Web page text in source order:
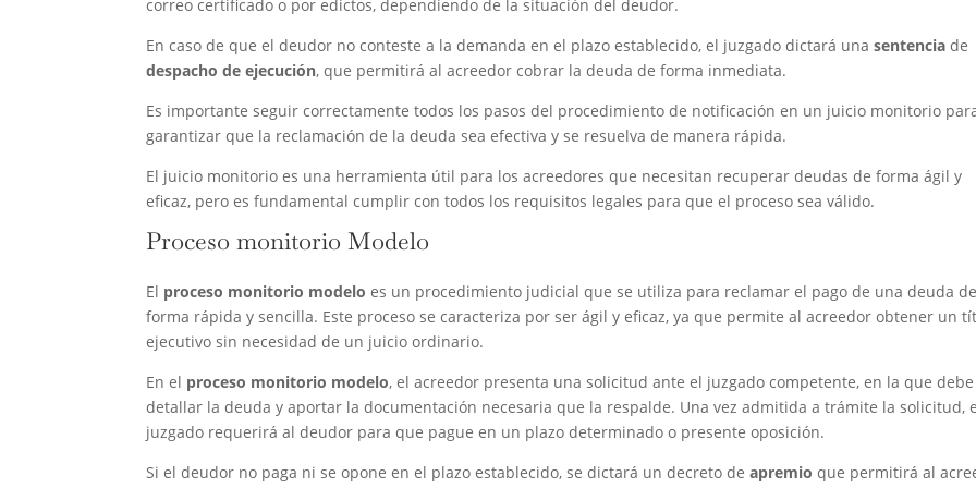
correo certificado o por edictos, dependiendo de la situación del deudor.
En caso de que el deudor no conteste a la demanda en el plazo establecido, el juzgado dictará unasentencia de
despacho de ejecución, que permitirá al acreedor cobrar la deuda de forma inmediata.
Es importante seguir correctamente todos los pasos del procedimiento de notificación en un juicio monitorio
garantizar que la reclamación de la deuda sea efectiva y se resuelva de manera rápida.
El juicio monitorio es una herramienta útil para los acreedores que necesitan recuperar deudas de forma ágil y
eficaz, pero es fundamental cumplir con todos los requisitos legales para que el proceso sea válido.
Proceso monitorio Modelo
El proceso monitorio modelo es un procedimiento judicial que se utiliza para reclamar el pago de una deuda de
forma rápida y sencilla. Este proceso se caracteriza por ser ágil y eficaz, ya que permite al acreedor obtener un
ejecutivo sin necesidad de un juicio ordinario.
En el proceso monitorio modelo, el acreedor presenta una solicitud ante el juzgado competente, en la que debe
detallar la deuda y aportar la documentación necesaria que la respalde. Una vez admitida a trámite la solicitud,
juzgado requerirá al deudor para que pague en un plazo determinado o presente oposición.
Si el deudor no paga ni se opone en el plazo establecido, se dictará un decreto deapremio que permitirá al